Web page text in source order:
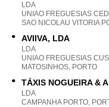
LDA
UNIAO FREGUESIAS
SAO NICOLAU VITORIA
AVIIVA, LDA
LDA
UNIAO FREGUESIAS
MATOSINHOS, PORTO
TÁXIS NOGUEIRA &
LDA
CAMPANHA PORTO,